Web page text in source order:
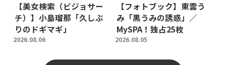
【美女検索（ビジョサー
チ）】小島瑠那「久しぶ
りのドギマギ」
2026.08.06
【フォトブック】東雲う
み「黒うみの誘惑」／
MySPA！独占25枚
2026.08.05